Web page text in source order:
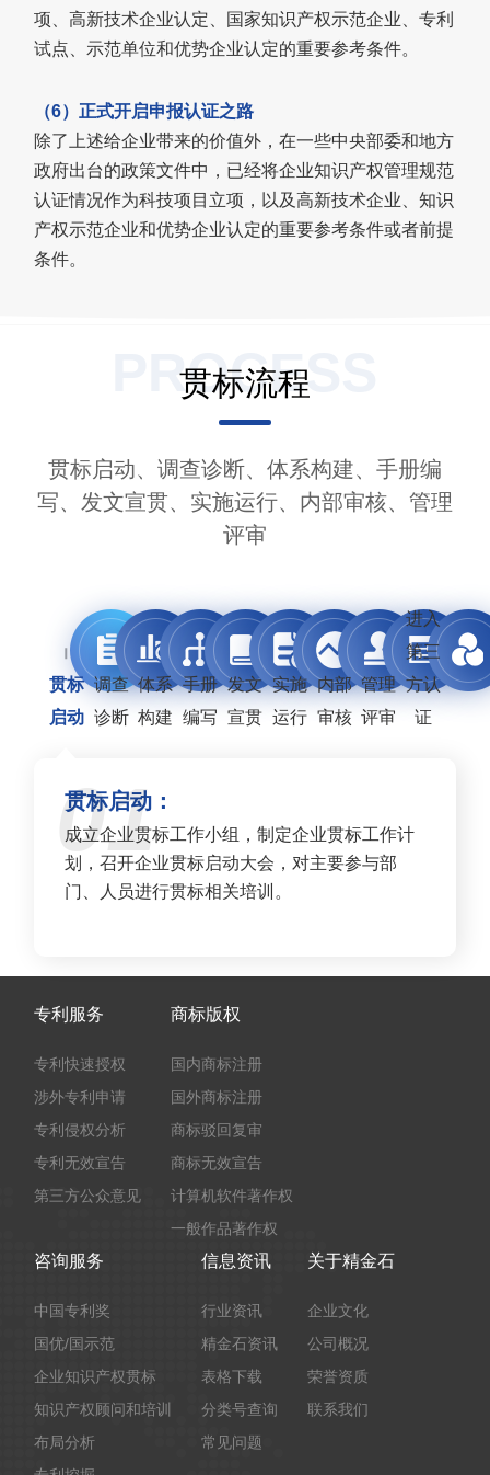
项、高新技术企业认定、国家知识产权示范企业、专利
试点、示范单位和优势企业认定的重要参考条件。
（6）正式开启申报认证之路
除了上述给企业带来的价值外，在一些中央部委和地方
政府出台的政策文件中，已经将企业知识产权管理规范
认证情况作为科技项目立项，以及高新技术企业、知识
产权示范企业和优势企业认定的重要参考条件或者前提
条件。
PROCESS
贯标流程
贯标启动、调查诊断、体系构建、手册编
写、发文宣贯、实施运行、内部审核、管理
评审
贯标
启动
调查
诊断
体系
构建
手册
编写
发文
宣贯
实施
运行
内部
审核
管理
评审
进入
第三
方认
证
01
贯标启动：
成立企业贯标工作小组，制定企业贯标工作计
划，召开企业贯标启动大会，对主要参与部
门、人员进行贯标相关培训。
专利服务
专利快速授权
涉外专利申请
专利侵权分析
专利无效宣告
第三方公众意见
商标版权
国内商标注册
国外商标注册
商标驳回复审
商标无效宣告
计算机软件著作权
一般作品著作权
咨询服务
中国专利奖
国优/国示范
企业知识产权贯标
知识产权顾问和培训
布局分析
信息资讯
行业资讯
精金石资讯
表格下载
分类号查询
常见问题
关于精金石
企业文化
公司概况
荣誉资质
联系我们